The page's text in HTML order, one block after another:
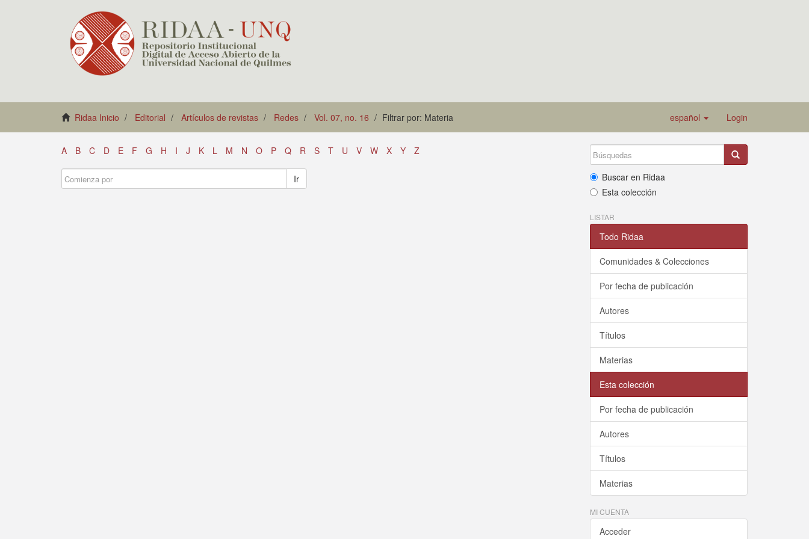
Ridaa Inicio Editorial Artículos de revistas Redes Vol. 07, no. 16 Filtrar por: Materia español Login
A B C D E F G H I J K L M N O P Q R S T U V W X Y Z
Ir
Buscar en Ridaa
Esta colección
LISTAR
Todo Ridaa
Comunidades & Colecciones
Por fecha de publicación
Autores
Títulos
Materias
Esta colección
Por fecha de publicación
Autores
Títulos
Materias
MI CUENTA
Acceder